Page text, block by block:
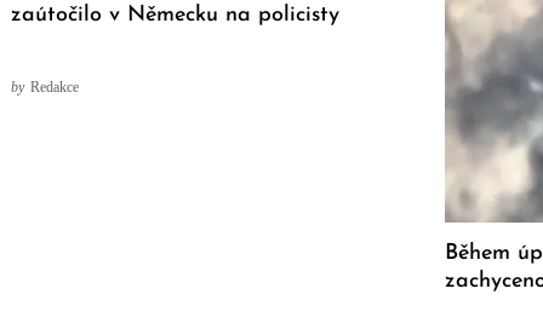
zaútočilo v Německu na policisty
by Redakce
Během